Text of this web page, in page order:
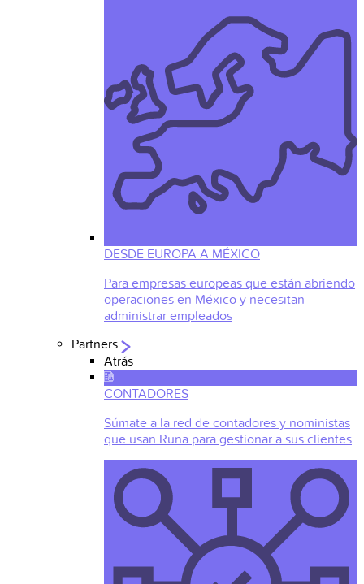
DESDE EUROPA A MÉXICO
Para empresas europeas que están abriendo
operaciones en México y necesitan
administrar empleados
Partners
Atrás
CONTADORES
Súmate a la red de contadores y noministas
que usan Runa para gestionar a sus clientes